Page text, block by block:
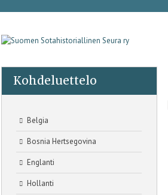
Kohdeluettelo
Belgia
Bosnia Hertsegovina
Englanti
Hollanti